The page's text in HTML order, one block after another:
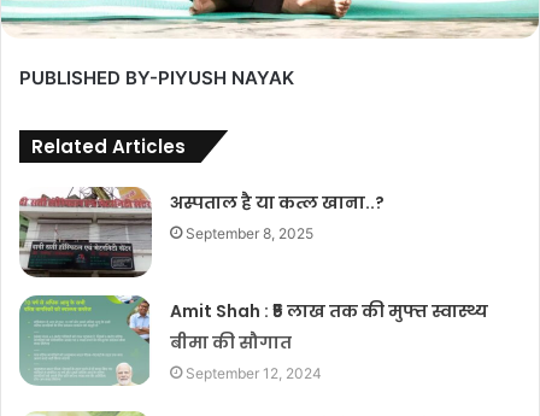
PUBLISHED BY-PIYUSH NAYAK
Related Articles
अस्पताल है या कत्ल खाना..?
September 8, 2025
Amit Shah : ₹5 लाख तक की मुफ्त स्वास्थ्य
बीमा की सौगात
September 12, 2024